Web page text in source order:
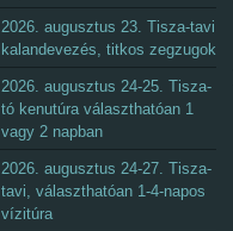
2026. augusztus 23. Tisza-tavi
kalandevezés, titkos zegzugok
2026. augusztus 24-25. Tisza-
tó kenutúra választhatóan 1
vagy 2 napban
2026. augusztus 24-27. Tisza-
tavi, választhatóan 1-4-napos
vízitúra